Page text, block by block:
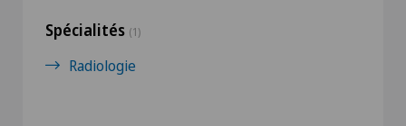
Spécialités (1)
Radiologie